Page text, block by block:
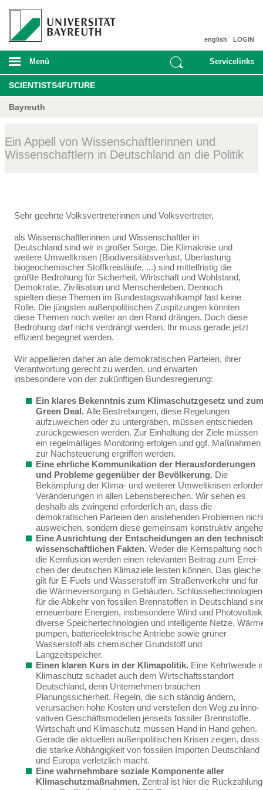
LOGIN
english
Menü Servicelinks
SCIENTISTS4FUTURE
Bayreuth
Ein Appell von Wissenschaftlerinnen und
Wissenschaftlern in Deutschland an die Politik
Sehr geehrte Volksvertreterinnen und Volksvertreter,
als Wissenschaftlerinnen und Wissenschaftler in
Deutschland sind wir in großer Sorge. Die Klima­krise und
weitere Umweltkrisen (Biodiversitätsverlust, Überlastung
biogeochemischer Stoffkreisläu­fe, ...) sind mittelfristig die
größte Bedrohung für Sicherheit, Wirtschaft und Wohlstand,
Demokratie, Zivilisation und Menschenleben. Dennoch
spielten diese Themen im Bundestagswahlkampf fast keine
Rolle. Die jüngsten außenpolitischen Zuspitzungen könnten
diese Themen noch weiter an den Rand drängen. Doch diese
Bedrohung darf nicht verdrängt werden. Ihr muss gerade jetzt
effi­zient begegnet werden.
Wir appellieren daher an alle demokratischen Parteien, ihrer
Verantwortung gerecht zu werden, und erwarten
insbesondere von der zukünftigen Bundesregierung:
Ein klares Bekenntnis zum Klimaschutzgesetz und zum
Green Deal. Alle Bestrebun­gen, diese Regelungen
aufzuweichen oder zu untergraben, müssen entschieden
zurückge­wiesen werden. Zur Einhaltung der Ziele müssen
ein regelmäßiges Monitoring erfolgen und ggf. Maßnahmen
zur Nachsteuerung ergriffen werden.
Eine ehrliche Kommunikation der Herausforderungen
und Probleme gegenüber der Bevölkerung. Die
Bekämpfung der Klima- und weiterer Umweltkrisen
Verände­rungen in allen Lebensbereichen. Wir sehen es
deshalb als zwingend erforderlich an, dass die
demokratischen Parteien den anstehenden Problemen
ausweichen, sondern diese gemeinsam konstruktiv
Eine Ausrichtung der Entscheidungen an den
wissenschaftlichen Fakten. Weder die Kernspaltung noch
die Kernfusion werden einen relevanten Beitrag zum Errei­
chen der deutschen Klimaziele leisten können. Das gleiche
gilt für E-Fuels und Wasserstoff im Straßenverkehr und für
die Wärmeversorgung in Gebäuden. Schlüsseltechnologien
für die Abkehr von fossilen Brennstoffen in Deutschland
erneuerbare Energien, insbeson­dere Wind und
diverse Speichertechnologien und intelligente Netze,
pumpen, batterieelektrische Antriebe sowie grüner
Wasserstoff als chemischer Grundstoff und
Langzeitspeicher.
Einen klaren Kurs in der Klimapolitik. Eine Kehrtwende
Klimaschutz schadet auch dem Wirtschaftsstandort
Deutschland, denn Unternehmen brauchen
Planungssicherheit. Regeln, die sich ständig ändern,
verursachen hohe Kosten und verstellen den Weg zu inno­
vativen Geschäftsmodellen jenseits fossiler Brennstoffe.
Wirtschaft und Klimaschutz müs­sen Hand in Hand gehen.
Gerade die aktuellen außenpolitischen Krisen zeigen, dass
die starke Abhängigkeit von fossilen Importen Deutschland
und Europa verletzlich macht.
Eine wahrnehmbare soziale Komponente aller
Klimaschutzmaßnahmen. Zentral ist hier die Rückzahlung